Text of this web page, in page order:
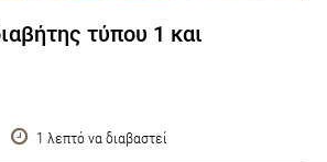
τύπου 1 και
1 λεπτό να διαβαστεί